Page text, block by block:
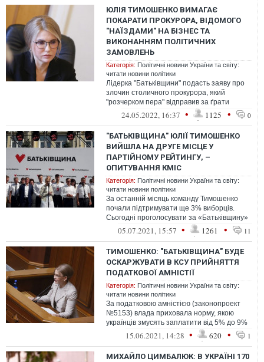
ЮЛІЯ ТИМОШЕНКО ВИМАГАЄ
ПОКАРАТИ ПРОКУРОРА, ВІДОМОГО
"НАЇЗДАМИ" НА БІЗНЕС ТА
ВИКОНАННЯМ ПОЛІТИЧНИХ
ЗАМОВЛЕНЬ
Категорія: Політичні новини України та світу:
читати новини політики
Лідерка "Батьківщини" подасть заяву про
злочин столичного прокурора, який
"розчерком пера" відправив за ґрати
голову Буринської ОТГ Віктора Ладуху. Ра...
24.05.2022, 16:37 • 1125 • 0
"БАТЬКІВЩИНА" ЮЛІЇ ТИМОШЕНКО
ВИЙШЛА НА ДРУГЕ МІСЦЕ У
ПАРТІЙНОМУ РЕЙТИНГУ, –
ОПИТУВАННЯ КМІС
Категорія: Політичні новини України та світу:
читати новини політики
За останній місяць команду Тимошенко
почали підтримувати ще 3% виборців.
Сьогодні проголосувати за «Батьківщину»
хочуть вже 15% серед тих, хто визначи...
05.07.2021, 15:57 • 1261 • 11
ТИМОШЕНКО: "БАТЬКІВЩИНА" БУДЕ
ОСКАРЖУВАТИ В КСУ ПРИЙНЯТТЯ
ПОДАТКОВОЇ АМНІСТІЇ
Категорія: Політичні новини України та світу:
читати новини політики
За податковою амністією (законопроект
№5153) влада приховала норму, якою
українців змусять заплатити від 5% до 9%
податку на їхнє майно і заощадження.
15.06.2021, 14:28 • 620 • 1
МИХАЙЛО ЦИМБАЛЮК: В УКРАЇНІ 170